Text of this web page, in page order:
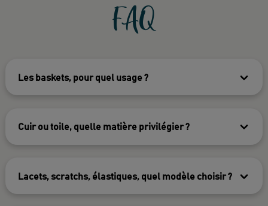
FAQ
Les baskets, pour quel usage ?
Cuir ou toile, quelle matière privilégier ?
Lacets, scratchs, élastiques, quel modèle choisir ?